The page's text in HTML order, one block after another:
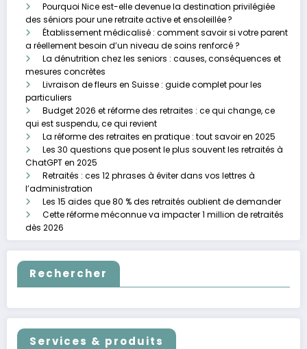
Pourquoi Nice est-elle devenue la destination privilégiée
des séniors pour une retraite active et ensoleillée ?
Établissement médicalisé : comment savoir si votre parent
a réellement besoin d’un niveau de soins renforcé ?
La dénutrition chez les seniors : causes, conséquences et
mesures concrètes
Livraison de fleurs en Suisse : guide complet pour les
particuliers
Budget 2026 et réforme des retraites : ce qui change, ce
qui est suspendu, ce qui revient
La réforme des retraites en pratique : tout savoir en 2025
Les 30 questions que posent le plus souvent les retraités à
ChatGPT en 2025
Retraités : ces 12 phrases à éviter dans vos lettres à
l’administration
Les 15 aides que 80 % des retraités oublient de demander
Cette réforme méconnue va impacter 1 million de retraités
dès 2026
Rechercher
Services & produits